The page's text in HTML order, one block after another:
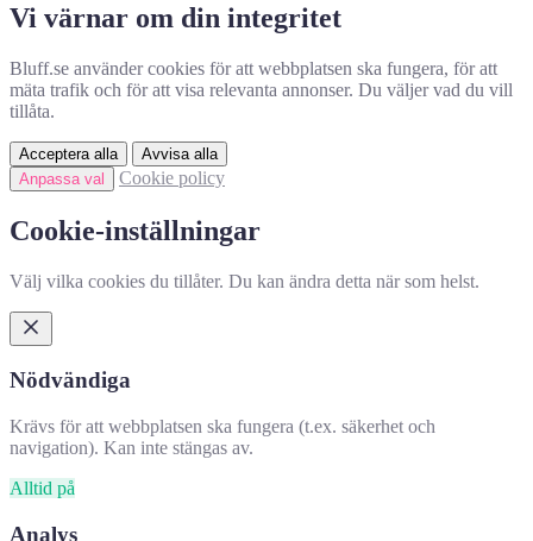
Vi värnar om din integritet
Bluff.se använder cookies för att webbplatsen ska fungera, för att
mäta trafik och för att visa relevanta annonser. Du väljer vad du vill
tillåta.
Acceptera alla
Avvisa alla
Anpassa val
Cookie policy
Cookie-inställningar
Välj vilka cookies du tillåter. Du kan ändra detta när som helst.
Nödvändiga
Krävs för att webbplatsen ska fungera (t.ex. säkerhet och
navigation). Kan inte stängas av.
Alltid på
Analys